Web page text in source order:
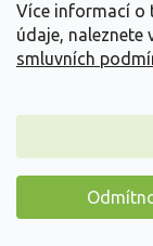
Více informací o
údaje, naleznete
smluvních
každého
Ohnivé
akcent,
oceněním
velmi